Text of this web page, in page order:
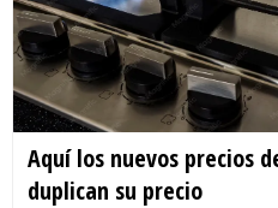
Aquí los nuevos precios
duplican su precio